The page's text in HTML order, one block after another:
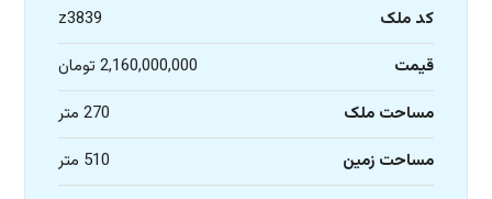
کد ملک
z3839
قیمت
2,160,000,000 تومان
مساحت ملک
270 متر
مساحت زمین
510 متر